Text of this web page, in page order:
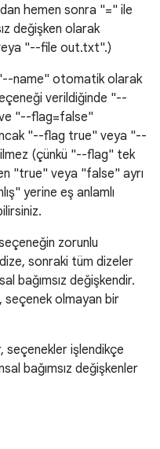
hemen sonra "=" ile
değişken olarak
"--file out.txt".)
name" otomatik olarak
verildiğinde "--
"--flag=false"
"--flag true" veya "--
(çünkü "--flag" tek
"true" veya "false" ayrı
yerine eş anlamlı
zorunlu
sonraki tüm dizeler
bağımsız değişkendir.
olmayan bir
seçenekler işlendikçe
bağımsız değişkenler